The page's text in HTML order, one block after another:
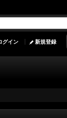
グイン 新規登録